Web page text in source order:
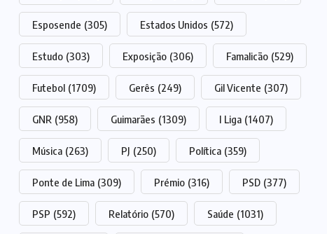
Esposende (305) Estados Unidos (572)
Estudo (303) Exposição (306) Famalicão (529)
Futebol (1709) Gerês (249) Gil Vicente (307)
GNR (958) Guimarães (1309) I Liga (1407)
Música (263) PJ (250) Política (359)
Ponte de Lima (309) Prémio (316) PSD (377)
PSP (592) Relatório (570) Saúde (1031)